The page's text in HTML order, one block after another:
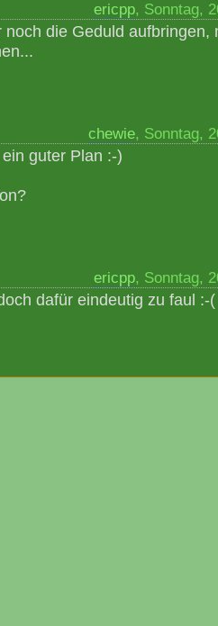
ericpp, Sonntag,
noch die Geduld aufbringen,
chewie, Sonntag,
guter Plan :-)
ericpp, Sonntag,
dafür eindeutig zu faul :-(